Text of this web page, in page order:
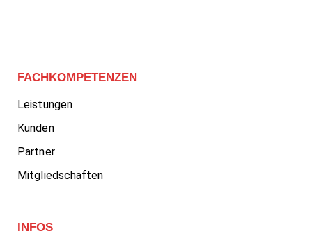
FACHKOMPETENZEN
Leistungen
Kunden
Partner
Mitgliedschaften
INFOS